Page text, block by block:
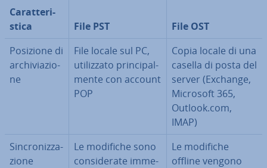
Ca­rat­te­ri­
sti­ca
File PST
File OST
Posizione di
ar­chi­via­zio­
ne
File locale sul PC,
uti­liz­za­to prin­ci­pal­
men­te con account
POP
Copia locale di una
casella di posta del
server (Exchange,
Microsoft 365,
Outlook.com,
IMAP)
Sin­cro­niz­za­
zio­ne
Le modifiche sono
con­si­de­ra­te im­me­
Le modifiche
offline vengono